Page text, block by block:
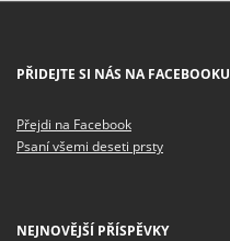
PŘIDEJTE SI NÁS NA FACEBOOKU
Přejdi na Facebook
Psaní všemi deseti prsty
NEJNOVĚJŠÍ PŘÍSPĚVKY